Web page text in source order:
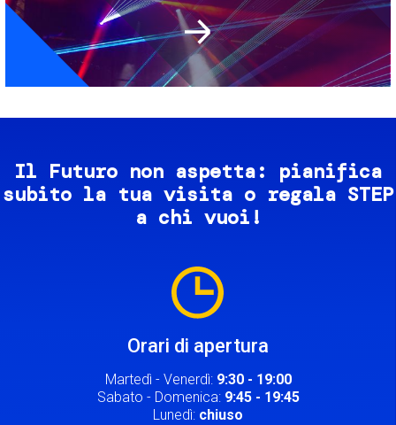
Il Futuro non aspetta: pianifica
subito la tua visita o regala STEP
a chi vuoi!
Orari di apertura
Martedì - Venerdì: 9:30 - 19:00
Sabato - Domenica: 9:45 - 19:45
Lunedì: chiuso